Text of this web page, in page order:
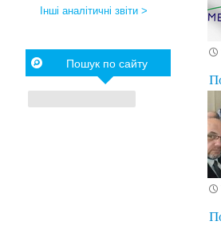
Інші аналітичні звіти >
Пошук по сайту